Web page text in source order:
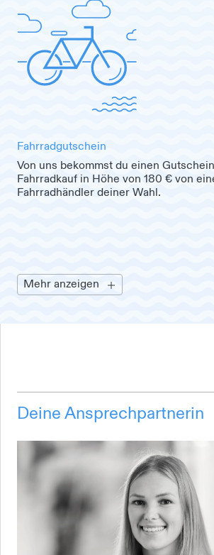
Fahrradgutschein
Von uns bekommst du einen
Fahrradkauf in Höhe von 180 € von
Fahrradhändler deiner Wahl.
Mehr anzeigen
Deine Ansprechpartnerin